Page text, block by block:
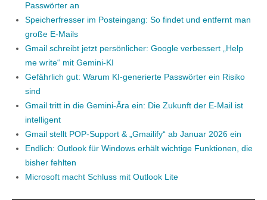
Passwörter an
Speicherfresser im Posteingang: So findet und entfernt man
große E-Mails
Gmail schreibt jetzt persönlicher: Google verbessert „Help
me write“ mit Gemini-KI
Gefährlich gut: Warum KI-generierte Passwörter ein Risiko
sind
Gmail tritt in die Gemini-Ära ein: Die Zukunft der E-Mail ist
intelligent
Gmail stellt POP-Support & „Gmailify“ ab Januar 2026 ein
Endlich: Outlook für Windows erhält wichtige Funktionen, die
bisher fehlten
Microsoft macht Schluss mit Outlook Lite